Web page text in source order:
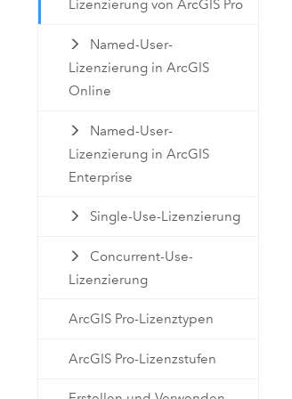
Erstellen Sie Anwendungen für
die Kartenerstellung und
Alle Produkte
Lizenzierung von ArcGIS Pro
Named-User-
Lizenzierung in ArcGIS
Online
Named-User-
Lizenzierung in ArcGIS
Enterprise
Single-Use-Lizenzierung
Concurrent-Use-
Lizenzierung
ArcGIS Pro-Lizenztypen
ArcGIS Pro-Lizenzstufen